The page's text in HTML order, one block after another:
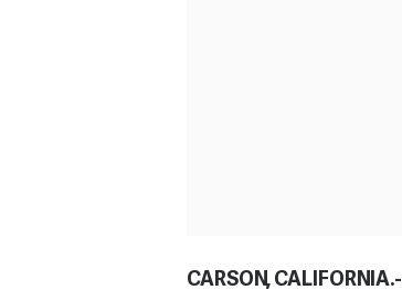
CARSON, CALIFORNIA.-